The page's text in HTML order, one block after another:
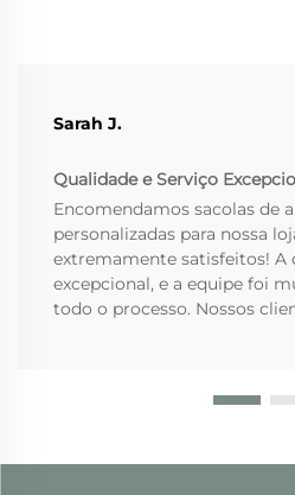
Sarah J.
Qualidade e Serviço
Encomendamos sacolas de
personalizadas para nossa
extremamente satisfeitos! A
excepcional, e a equipe foi
todo o processo. Nossos